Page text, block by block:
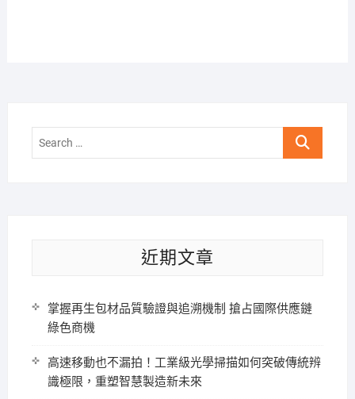
Search
近期文章
掌握再生包材品質驗證與追溯機制 搶占國際供應鏈
綠色商機
高速移動也不漏拍！工業級光學掃描如何突破傳統辨
識極限，重塑智慧製造新未來